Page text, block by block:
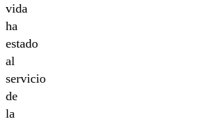
vida
ha
estado
al
servicio
de
la